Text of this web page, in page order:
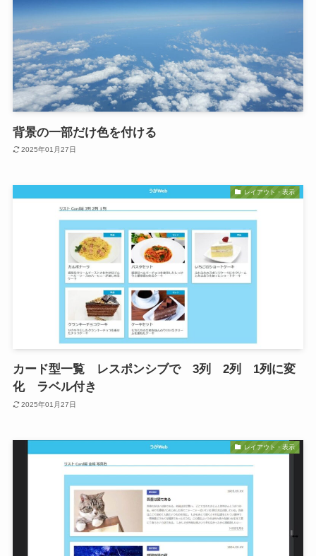
背景の一部だけ色を付ける
2025年01月27日
レイアウト・表示
カード型一覧 レスポンシブで 3列 2列 1列に変
化 ラベル付き
2025年01月27日
レイアウト・表示